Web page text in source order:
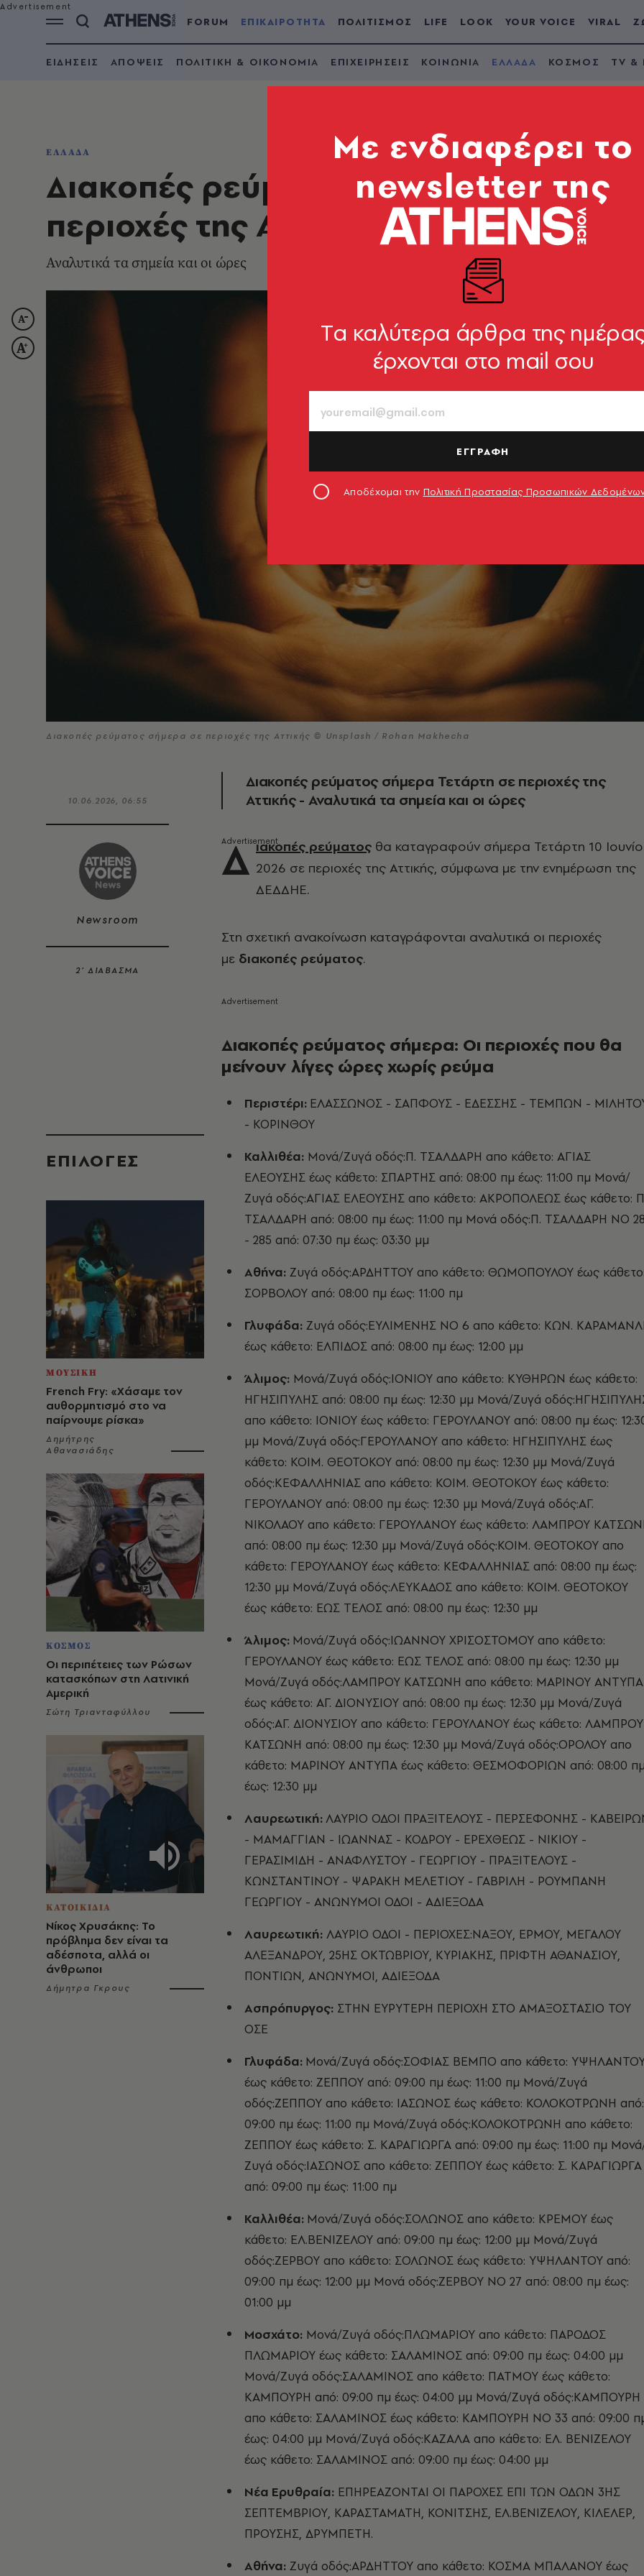
FORUM ΕΠΙΚΑΙΡΟΤΗΤΑ ΠΟΛΙΤΙΣΜΟΣ LIFE LOOK YOUR VOICE VIRAL
ΕΙΔΗΣΕΙΣ ΑΠΟΨΕΙΣ ΠΟΛΙΤΙΚΗ & ΟΙΚΟΝΟΜΙΑ ΕΠΙΧΕΙΡΗΣΕΙΣ ΚΟΙΝΩΝΙΑ ΕΛΛΑΔΑ ΚΟΣΜΟΣ TV &
ΕΛΛΑΔΑ
Διακοπές ρεύματος σήμερα Τετάρτη
περιοχές της Αττικής
Αναλυτικά τα σημεία και οι ώρες
Διακοπές ρεύματος σήμερα σε περιοχές της Αττικής © Unsplash / Rohan Makhecha
10.06.2026, 06:55
Newsroom
2’ ΔΙΑΒΑΣΜΑ
EΠΙΛΟΓΈΣ
ΜΟΥΣΙΚΗ
French Fry: «Χάσαμε τον
αυθορμητισμό στο να
παίρνουμε ρίσκα»
Δημήτρης
Αθανασιάδης
ΚΟΣΜΟΣ
Οι περιπέτειες των Ρώσων
κατασκόπων στη Λατινική
Αμερική
Σώτη Τριανταφύλλου
ΚΑΤΟΙΚΙΔΙΑ
Νίκος Χρυσάκης: Το
πρόβλημα δεν είναι τα
αδέσποτα, αλλά οι
άνθρωποι
Δήμητρα Γκρους
Διακοπές ρεύματος σήμερα Τετάρτη σε περιοχές της
Αττικής - Αναλυτικά τα σημεία και οι ώρες
Δ ιακοπές ρεύματος θα καταγραφούν σήμερα Τετάρτη 10
2026 σε περιοχές της Αττικής, σύμφωνα με την ενημέρωση της
ΔΕΔΔΗΕ.
Στη σχετική ανακοίνωση καταγράφονται αναλυτικά οι περιοχές
με διακοπές ρεύματος.
Διακοπές ρεύματος σήμερα: Οι περιοχές που θα
μείνουν λίγες ώρες χωρίς ρεύμα
Περιστέρι: ΕΛΑΣΣΩΝΟΣ - ΣΑΠΦΟΥΣ - ΕΔΕΣΣΗΣ - ΤΕΜΠΩΝ -
- ΚΟΡΙΝΘΟΥ
Καλλιθέα: Μονά/Ζυγά οδός:Π. ΤΣΑΛΔΑΡΗ απο κάθετο: ΑΓΙΑΣ
ΕΛΕΟΥΣΗΣ έως κάθετο: ΣΠΑΡΤΗΣ από: 08:00 πμ έως: 11:00 πμ Μονά/
Ζυγά οδός:ΑΓΙΑΣ ΕΛΕΟΥΣΗΣ απο κάθετο: ΑΚΡΟΠΟΛΕΩΣ έως κάθετο:
ΤΣΑΛΔΑΡΗ από: 08:00 πμ έως: 11:00 πμ Μονά οδός:Π. ΤΣΑΛΔΑΡΗ ΝΟ
- 285 από: 07:30 πμ έως: 03:30 μμ
Αθήνα: Ζυγά οδός:ΑΡΔΗΤΤΟΥ απο κάθετο: ΘΩΜΟΠΟΥΛΟΥ έως
ΣΟΡΒΟΛΟΥ από: 08:00 πμ έως: 11:00 πμ
Γλυφάδα: Ζυγά οδός:ΕΥΛΙΜΕΝΗΣ ΝΟ 6 απο κάθετο: ΚΩΝ.
έως κάθετο: ΕΛΠΙΔΟΣ από: 08:00 πμ έως: 12:00 μμ
Άλιμος: Μονά/Ζυγά οδός:ΙΟΝΙΟΥ απο κάθετο: ΚΥΘΗΡΩΝ έως κάθετο:
ΗΓΗΣΙΠΥΛΗΣ από: 08:00 πμ έως: 12:30 μμ Μονά/Ζυγά
απο κάθετο: ΙΟΝΙΟΥ έως κάθετο: ΓΕΡΟΥΛΑΝΟΥ από: 08:00 πμ έως:
μμ Μονά/Ζυγά οδός:ΓΕΡΟΥΛΑΝΟΥ απο κάθετο: ΗΓΗΣΙΠΥΛΗΣ έως
κάθετο: ΚΟΙΜ. ΘΕΟΤΟΚΟΥ από: 08:00 πμ έως: 12:30 μμ Μονά/Ζυγά
οδός:ΚΕΦΑΛΛΗΝΙΑΣ απο κάθετο: ΚΟΙΜ. ΘΕΟΤΟΚΟΥ έως κάθετο:
ΓΕΡΟΥΛΑΝΟΥ από: 08:00 πμ έως: 12:30 μμ Μονά/Ζυγά οδός:ΑΓ.
ΝΙΚΟΛΑΟΥ απο κάθετο: ΓΕΡΟΥΛΑΝΟΥ έως κάθετο: ΛΑΜΠΡΟΥ
από: 08:00 πμ έως: 12:30 μμ Μονά/Ζυγά οδός:ΚΟΙΜ. ΘΕΟΤΟΚΟΥ απο
κάθετο: ΓΕΡΟΥΛΑΝΟΥ έως κάθετο: ΚΕΦΑΛΛΗΝΙΑΣ από: 08:00 πμ έως:
12:30 μμ Μονά/Ζυγά οδός:ΛΕΥΚΑΔΟΣ απο κάθετο: ΚΟΙΜ. ΘΕΟΤΟΚΟΥ
έως κάθετο: ΕΩΣ ΤΕΛΟΣ από: 08:00 πμ έως: 12:30 μμ
Άλιμος: Μονά/Ζυγά οδός:ΙΩΑΝΝΟΥ ΧΡΙΣΟΣΤΟΜΟΥ απο κάθετο:
ΓΕΡΟΥΛΑΝΟΥ έως κάθετο: ΕΩΣ ΤΕΛΟΣ από: 08:00 πμ έως: 12:30 μμ
Μονά/Ζυγά οδός:ΛΑΜΠΡΟΥ ΚΑΤΣΩΝΗ απο κάθετο: ΜΑΡΙΝΟΥ ΑΝΤΥΠΑ
έως κάθετο: ΑΓ. ΔΙΟΝΥΣΙΟΥ από: 08:00 πμ έως: 12:30 μμ Μονά/Ζυγά
οδός:ΑΓ. ΔΙΟΝΥΣΙΟΥ απο κάθετο: ΓΕΡΟΥΛΑΝΟΥ έως κάθετο: ΛΑΜΠΡΟΥ
ΚΑΤΣΩΝΗ από: 08:00 πμ έως: 12:30 μμ Μονά/Ζυγά οδός:ΟΡΟΛΟΥ απο
κάθετο: ΜΑΡΙΝΟΥ ΑΝΤΥΠΑ έως κάθετο: ΘΕΣΜΟΦΟΡΙΩΝ από: 08:00
έως: 12:30 μμ
Λαυρεωτική:ΛΑΥΡΙΟ ΟΔΟΙ ΠΡΑΞΙΤΕΛΟΥΣ - ΠΕΡΣΕΦΟΝΗΣ -
- ΜΑΜΑΓΓΙΑΝ - ΙΩΑΝΝΑΣ - ΚΟΔΡΟΥ - ΕΡΕΧΘΕΩΣ - ΝΙΚΙΟΥ -
ΓΕΡΑΣΙΜΙΔΗ - ΑΝΑΦΛΥΣΤΟΥ - ΓΕΩΡΓΙΟΥ - ΠΡΑΞΙΤΕΛΟΥΣ -
ΚΩΝΣΤΑΝΤΙΝΟΥ - ΨΑΡΑΚΗ ΜΕΛΕΤΙΟΥ - ΓΑΒΡΙΛΗ - ΡΟΥΜΠΑΝΗ
ΓΕΩΡΓΙΟΥ - ΑΝΩΝΥΜΟΙ ΟΔΟΙ - ΑΔΙΕΞΟΔΑ
Λαυρεωτική: ΛΑΥΡΙΟ ΟΔΟΙ - ΠΕΡΙΟΧΕΣ:ΝΑΞΟΥ, ΕΡΜΟΥ, ΜΕΓΑΛΟΥ
ΑΛΕΞΑΝΔΡΟΥ, 25ΗΣ ΟΚΤΩΒΡΙΟΥ, ΚΥΡΙΑΚΗΣ, ΠΡΙΦΤΗ ΑΘΑΝΑΣΙΟΥ,
ΠΟΝΤΙΩΝ, ΑΝΩΝΥΜΟΙ, ΑΔΙΕΞΟΔΑ
Ασπρόπυργος: ΣΤΗΝ ΕΥΡΥΤΕΡΗ ΠΕΡΙΟΧΗ ΣΤΟ ΑΜΑΞΟΣΤΑΣΙΟ ΤΟΥ
ΟΣΕ
Γλυφάδα: Μονά/Ζυγά οδός:ΣΟΦΙΑΣ ΒΕΜΠΟ απο κάθετο:
έως κάθετο: ΖΕΠΠΟΥ από: 09:00 πμ έως: 11:00 πμ Μονά/Ζυγά
οδός:ΖΕΠΠΟΥ απο κάθετο: ΙΑΣΩΝΟΣ έως κάθετο: ΚΟΛΟΚΟΤΡΩΝΗ από:
09:00 πμ έως: 11:00 πμ Μονά/Ζυγά οδός:ΚΟΛΟΚΟΤΡΩΝΗ απο κάθετο:
ΖΕΠΠΟΥ έως κάθετο: Σ. ΚΑΡΑΓΙΩΡΓΑ από: 09:00 πμ έως: 11:00 πμ
Ζυγά οδός:ΙΑΣΩΝΟΣ απο κάθετο: ΖΕΠΠΟΥ έως κάθετο: Σ. ΚΑΡΑΓΙΩΡΓΑ
από: 09:00 πμ έως: 11:00 πμ
Καλλιθέα: Μονά/Ζυγά οδός:ΣΟΛΩΝΟΣ απο κάθετο: ΚΡΕΜΟΥ έως
κάθετο: ΕΛ.ΒΕΝΙΖΕΛΟΥ από: 09:00 πμ έως: 12:00 μμ Μονά/Ζυγά
οδός:ΖΕΡΒΟΥ απο κάθετο: ΣΟΛΩΝΟΣ έως κάθετο: ΥΨΗΛΑΝΤΟΥ από:
09:00 πμ έως: 12:00 μμ Μονά οδός:ΖΕΡΒΟΥ ΝΟ 27 από: 08:00 πμ έως:
01:00 μμ
Μοσχάτο: Μονά/Ζυγά οδός:ΠΛΩΜΑΡΙΟΥ απο κάθετο: ΠΑΡΟΔΟΣ
ΠΛΩΜΑΡΙΟΥ έως κάθετο: ΣΑΛΑΜΙΝΟΣ από: 09:00 πμ έως: 04:00 μμ
Μονά/Ζυγά οδός:ΣΑΛΑΜΙΝΟΣ απο κάθετο: ΠΑΤΜΟΥ έως κάθετο:
ΚΑΜΠΟΥΡΗ από: 09:00 πμ έως: 04:00 μμ Μονά/Ζυγά οδός:ΚΑΜΠΟΥΡΗ
απο κάθετο: ΣΑΛΑΜΙΝΟΣ έως κάθετο: ΚΑΜΠΟΥΡΗ ΝΟ 33 από: 09:00
έως: 04:00 μμ Μονά/Ζυγά οδός:ΚΑΖΑΛΑ απο κάθετο: ΕΛ. ΒΕΝΙΖΕΛΟΥ
έως κάθετο: ΣΑΛΑΜΙΝΟΣ από: 09:00 πμ έως: 04:00 μμ
Νέα Ερυθραία: ΕΠΗΡΕΑΖΟΝΤΑΙ ΟΙ ΠΑΡΟΧΕΣ ΕΠΙ ΤΩΝ ΟΔΩΝ 3ΗΣ
ΣΕΠΤΕΜΒΡΙΟΥ, ΚΑΡΑΣΤΑΜΑΤΗ, ΚΟΝΙΤΣΗΣ, ΕΛ.ΒΕΝΙΖΕΛΟΥ, ΚΙΛΕΛΕΡ,
ΠΡΟΥΣΗΣ, ΔΡΥΜΠΕΤΗ.
Αθήνα: Ζυγά οδός:ΑΡΔΗΤΤΟΥ απο κάθετο: ΚΟΣΜΑ ΜΠΑΛΑΝΟΥ έως
Mε ενδιαφέρει το
newsletter της
Tα καλύτερα άρθρα της
έρχονται στο mail σου
ΕΓΓΡΑΦΗ
Αποδέχομαι την Πολιτική Προστασίας Προσωπικών